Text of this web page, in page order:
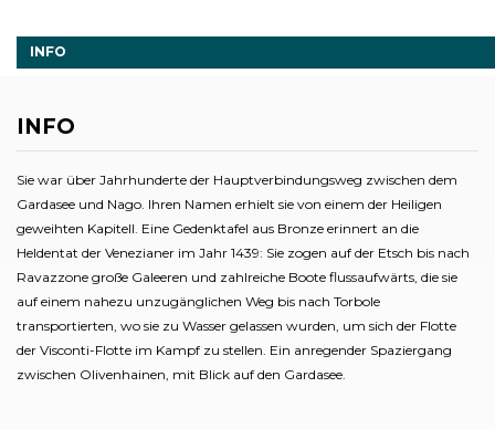
INFO
INFO
Sie war über Jahrhunderte der Hauptverbindungsweg zwischen dem
Gardasee und Nago. Ihren Namen erhielt sie von einem der Heiligen
geweihten Kapitell. Eine Gedenktafel aus Bronze erinnert an die
Heldentat der Venezianer im Jahr 1439: Sie zogen auf der Etsch bis nach
Ravazzone große Galeeren und zahlreiche Boote flussaufwärts, die sie
auf einem nahezu unzugänglichen Weg bis nach Torbole
transportierten, wo sie zu Wasser gelassen wurden, um sich der Flotte
der Visconti-Flotte im Kampf zu stellen. Ein anregender Spaziergang
zwischen Olivenhainen, mit Blick auf den Gardasee.